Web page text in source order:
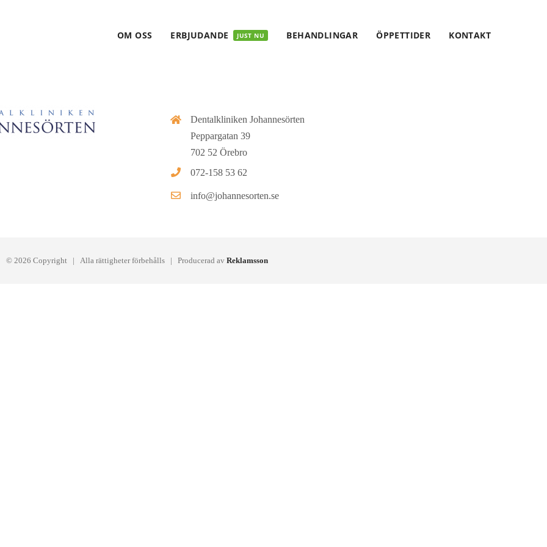
OM OSS ERBJUDANDE JUST NU BEHANDLINGAR ÖPPETTIDER KONTAKT
Dentalkliniken Johannesörten
Peppargatan 39
702 52 Örebro
072-158 53 62
info@johannesorten.se
© 2026 Copyright | Alla rättigheter förbehålls | Producerad av Reklamsson